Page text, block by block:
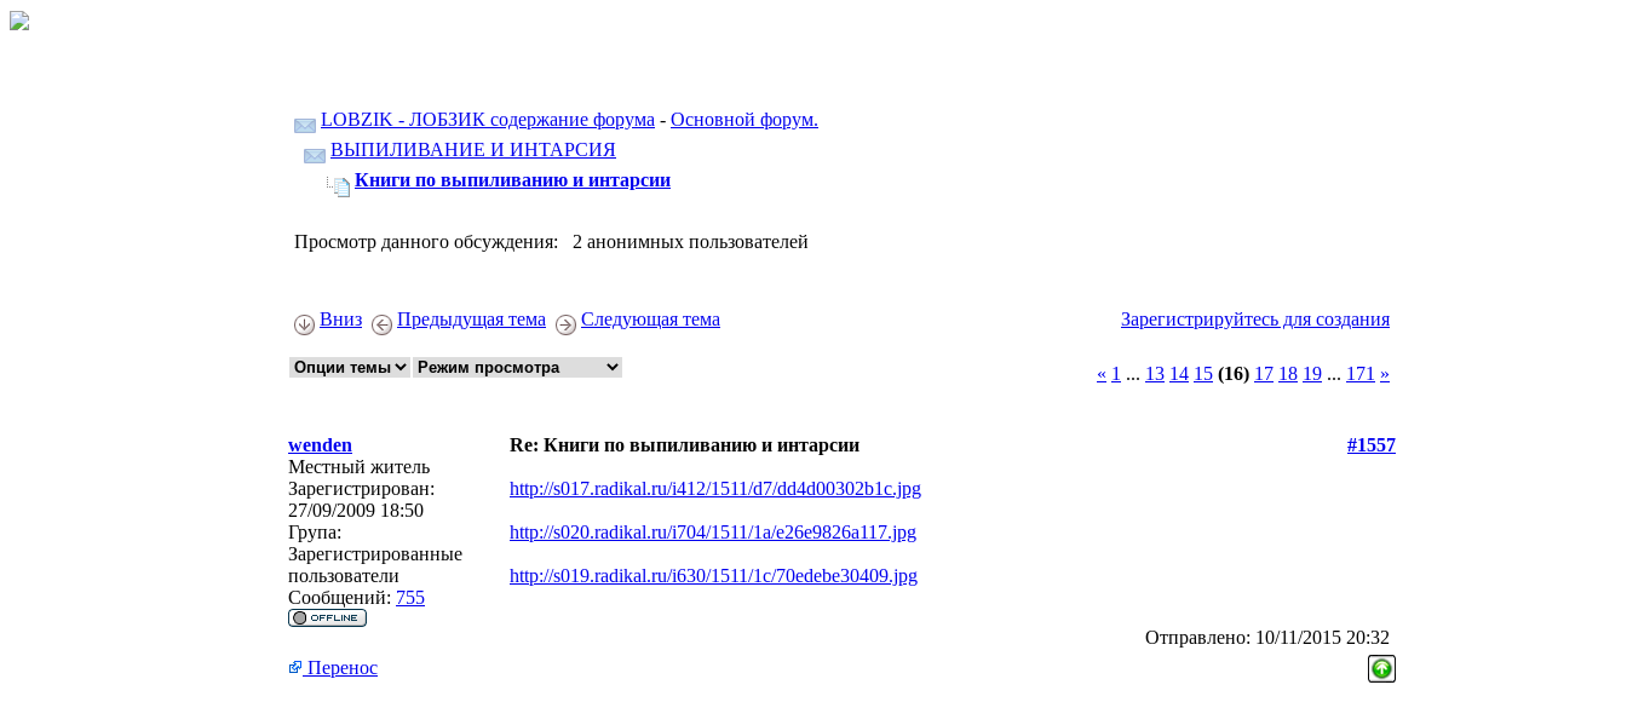
LOBZIK - ЛОБЗИК содержание форума - Основной форум.
ВЫПИЛИВАНИЕ И ИНТАРСИЯ
Книги по выпиливанию и интарсии
Просмотр данного обсуждения: 2 анонимных пользователей
Вниз Предыдущая тема Следующая тема Зарегистрируйтесь для создания
« 1 ... 13 14 15 (16) 17 18 19 ... 171 »
wenden Re: Книги по выпиливанию и интарсии
#1557
Местный житель
Зарегистрирован:
27/09/2009 18:50
Група:
Зарегистрированные
пользователи
Сообщений: 755
http://s017.radikal.ru/i412/1511/d7/dd4d00302b1c.jpg
http://s020.radikal.ru/i704/1511/1a/e26e9826a117.jpg
http://s019.radikal.ru/i630/1511/1c/70edebe30409.jpg
Отправлено: 10/11/2015 20:32
Перенос